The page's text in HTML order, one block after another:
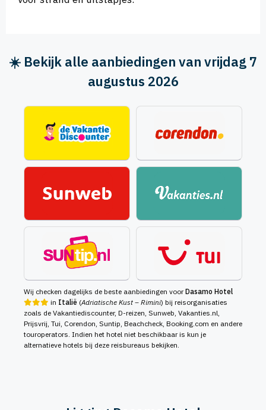
☀️ Bekijk alle aanbiedingen van vrijdag 7
augustus 2026
Wij checken dagelijks de beste aanbiedingen voorDasamo Hotel
in Italië (Adriatische Kust – Rimini) bij reisorganisaties
zoals de Vakantiediscounter, D-reizen, Sunweb, Vakanties.nl,
Prijsvrij, Tui, Corendon, Suntip, Beachcheck, Booking.com en andere
touroperators. Indien het hotel niet beschikbaar is kun je
alternatieve hotels bij deze reisbureaus bekijken.